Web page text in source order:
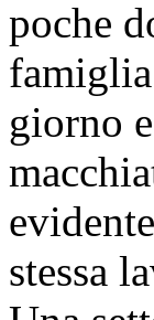
poche
giorno
stessa